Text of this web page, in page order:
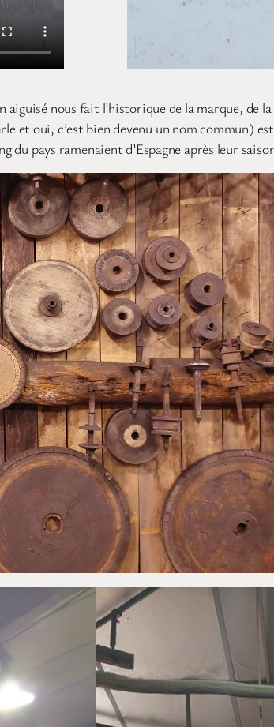
nous fait l’historique de la marque, de
et oui, c’est bien devenu un nom commun)
du pays ramenaient d’Espagne après leur